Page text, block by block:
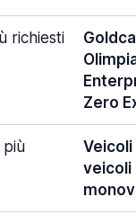
richiesti
Zero
più
Veicoli
veicoli